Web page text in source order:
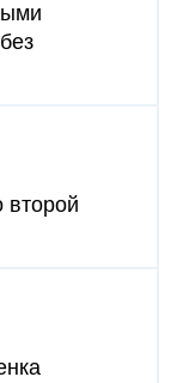
второй